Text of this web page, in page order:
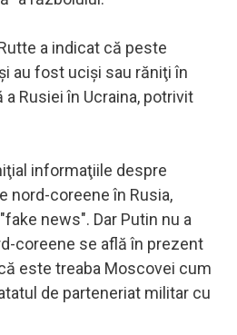
a indicat că peste
au fost ucişi sau răniţi în
Rusiei în Ucraina, potrivit
informaţiile despre
nord-coreene în Rusia,
news". Dar Putin nu a
coreene se află în prezent
este treaba Moscovei cum
de parteneriat militar cu